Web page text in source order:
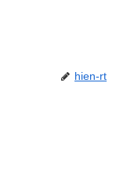
hien-rt